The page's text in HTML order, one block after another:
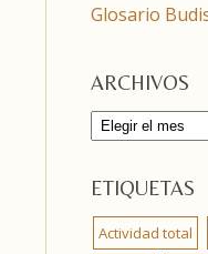
Glosario
ARCHIVOS
Archivos
ETIQUETAS
Actividad total